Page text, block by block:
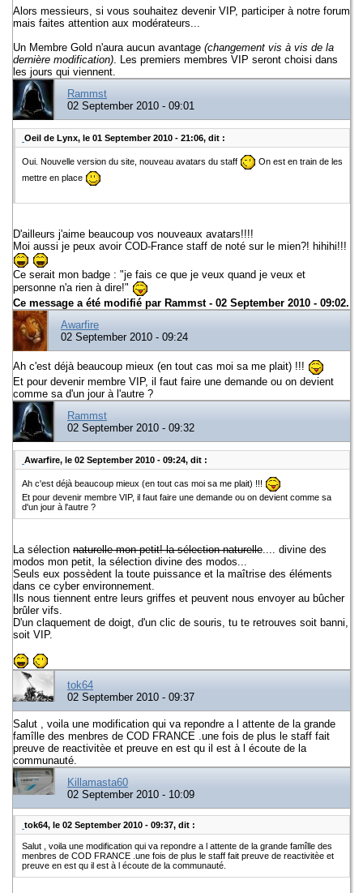
Alors messieurs, si vous souhaitez devenir VIP, participer à notre forum
mais faites attention aux modérateurs...
Un Membre Gold n'aura aucun avantage (changement vis à vis de la
dernière modification). Les premiers membres VIP seront choisi dans
les jours qui viennent.
Rammst
02 September 2010 - 09:01
Oeil de Lynx, le 01 September 2010 - 21:06, dit :
Oui. Nouvelle version du site, nouveau avatars du staff
On est en train de les
mettre en place
D'ailleurs j'aime beaucoup vos nouveaux avatars!!!!
Moi aussi je peux avoir COD-France staff de noté sur le mien?! hihihi!!!
Ce serait mon badge : "je fais ce que je veux quand je veux et
personne n'a rien à dire!"
Ce message a été modifié par Rammst- 02 September 2010 - 09:02.
Awarfire
02 September 2010 - 09:24
Ah c'est déjà beaucoup mieux (en tout cas moi sa me plait) !!!
Et pour devenir membre VIP, il faut faire une demande ou on devient
comme sa d'un jour à l'autre ?
Rammst
02 September 2010 - 09:32
Awarfire, le 02 September 2010 - 09:24, dit :
Ah c'est déjà beaucoup mieux (en tout cas moi sa me plait) !!!
Et pour devenir membre VIP, il faut faire une demande ou on devient comme sa
d'un jour à l'autre ?
La sélection naturelle mon petit! la sélection naturelle.... divine des
modos mon petit, la sélection divine des modos...
Seuls eux possèdent la toute puissance et la maîtrise des éléments
dans ce cyber environnement.
Ils nous tiennent entre leurs griffes et peuvent nous envoyer au bûcher
brûler vifs.
D'un claquement de doigt, d'un clic de souris, tu te retrouves soit banni,
soit VIP.
tok64
02 September 2010 - 09:37
Salut , voila une modification qui va repondre a l attente de la grande
famîlle des menbres de COD FRANCE .une fois de plus le staff fait
preuve de reactivitèe et preuve en est qu il est à l écoute de la
communauté.
Killamasta60
02 September 2010 - 10:09
tok64, le 02 September 2010 - 09:37, dit :
Salut , voila une modification qui va repondre a l attente de la grande famîlle des
menbres de COD FRANCE .une fois de plus le staff fait preuve de reactivitèe et
preuve en est qu il est à l écoute de la communauté.